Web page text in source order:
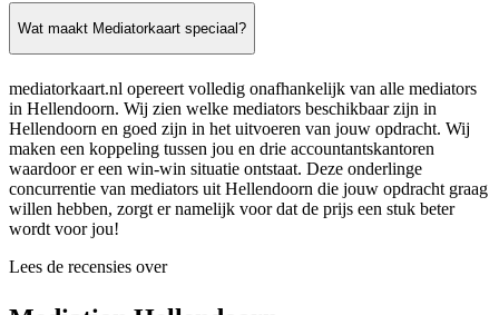
Wat maakt Mediatorkaart speciaal?
mediatorkaart.nl opereert volledig onafhankelijk van alle mediators
in Hellendoorn. Wij zien welke mediators beschikbaar zijn in
Hellendoorn en goed zijn in het uitvoeren van jouw opdracht. Wij
maken een koppeling tussen jou en drie accountantskantoren
waardoor er een win-win situatie ontstaat. Deze onderlinge
concurrentie van mediators uit Hellendoorn die jouw opdracht graag
willen hebben, zorgt er namelijk voor dat de prijs een stuk beter
wordt voor jou!
Lees de recensies over